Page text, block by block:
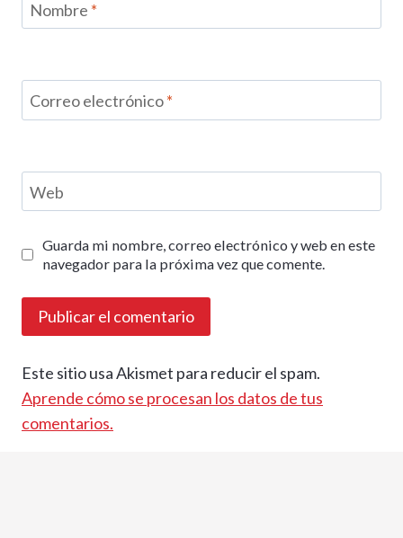
Nombre *
Correo electrónico*
Web
Guarda mi nombre, correo electrónico y web en este
navegador para la próxima vez que comente.
Este sitio usa Akismet para reducir el spam.
Aprende cómo se procesan los datos de tus
comentarios.